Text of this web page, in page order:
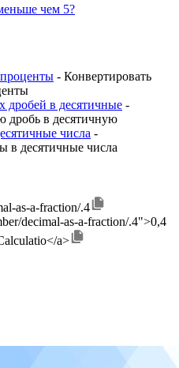
чем 5?
- Конвертировать
дробей в десятичные -
дробь в десятичную
числа -
в десятичные числа
as-a-fraction/.4
decimal-as-a-fraction/.4">0,4
a>